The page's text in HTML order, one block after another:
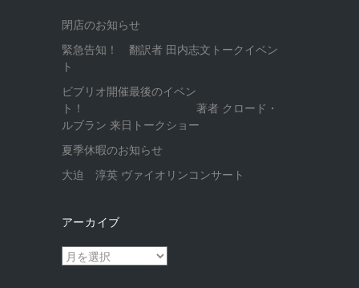
閉店のお知らせ
緊急告知！ 翻訳者 田内志文トークイベン
ト
ビブリオ開催最後のイベン
ト！ 著者 クロード・
ルブラン 来日トークショー
夏季休暇のお知らせ
大迫 淳英 ヴァイオリンコンサート
アーカイブ
ア
ー